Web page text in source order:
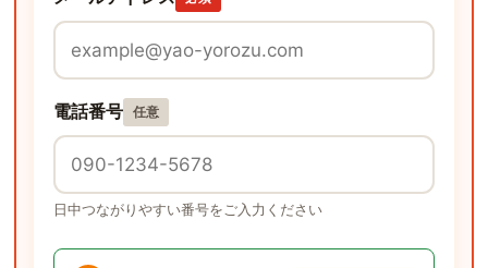
電話番号 任意
日中つながりやすい番号をご入力ください